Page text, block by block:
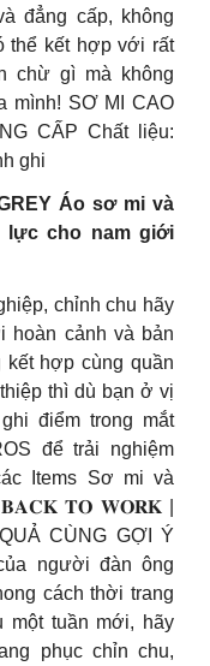
đẳng cấp, không
thể kết hợp với rất
chừ gì mà không
mình! SƠ MI CAO
CẤP Chất liệu:
ghi
Áo sơ mi và
lực cho nam giới
chỉnh chu hãy
hoàn cảnh và bản
hợp cùng quần
thì dù bạn ở vị
điểm trong mắt
để trải nghiệm
Items Sơ mi và
𝐁𝐀𝐂𝐊 𝐓𝐎 𝐖𝐎𝐑𝐊 |
CÙNG GỢI Ý
người đàn ông
cách thời trang
một tuần mới, hãy
phục chỉn chu,